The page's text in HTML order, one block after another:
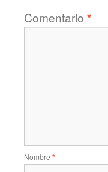
Comentario *
Nombre *